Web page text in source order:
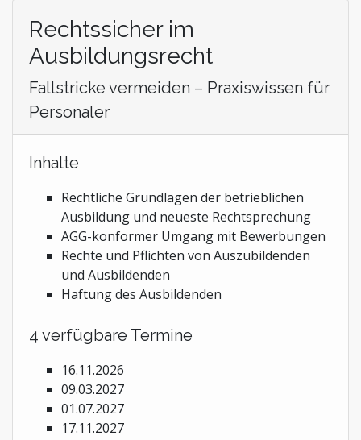
Rechtssicher im
Ausbildungsrecht
Fallstricke vermeiden – Praxiswissen für
Personaler
Inhalte
Rechtliche Grundlagen der betrieblichen
Ausbildung und neueste Rechtsprechung
AGG-konformer Umgang mit Bewerbungen
Rechte und Pflichten von Auszubildenden
und Ausbildenden
Haftung des Ausbildenden
4 verfügbare Termine
16.11.2026
09.03.2027
01.07.2027
17.11.2027